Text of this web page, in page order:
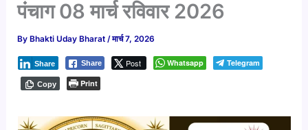
पंचाग 08 मार्च रविवार 2026
By Bhakti Uday Bharat/मार्च 7, 2026
Share Post
Share Whatsapp Telegram
Copy Print